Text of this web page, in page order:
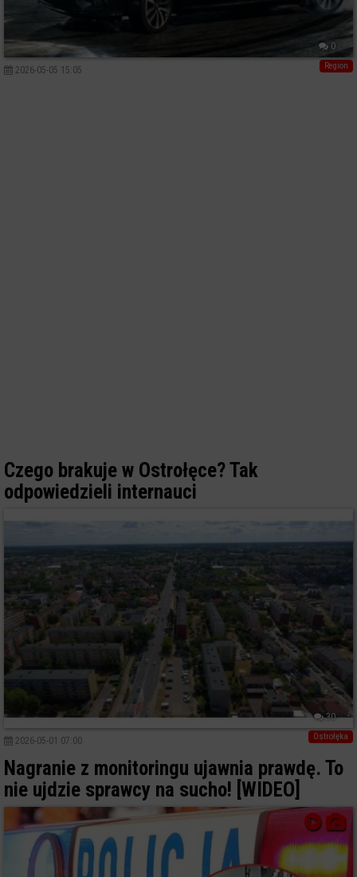
0
Region
2026-05-05 15:05
Czego brakuje w Ostrołęce? Tak
odpowiedzieli internauci
30
Ostrołęka
2026-05-01 07:00
Nagranie z monitoringu ujawnia prawdę. To
nie ujdzie sprawcy na sucho! [WIDEO]